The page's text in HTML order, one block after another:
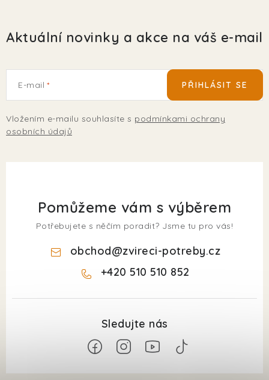
Aktuální novinky a akce na váš e-mail
E-mail
Vložením e-mailu souhlasíte s podmínkami ochrany
osobních údajů
PŘIHLÁSIT SE
Pomůžeme vám s výběrem
Potřebujete s něčím poradit? Jsme tu pro vás!
obchod@zvireci-potreby.cz
+420 510 510 852